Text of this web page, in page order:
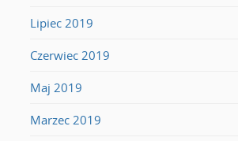
Lipiec 2019
Czerwiec 2019
Maj 2019
Marzec 2019